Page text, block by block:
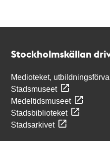
Stockholmskällan
Medioteket,
Stadsmuseet
Medeltidsmuseet
Stadsbiblioteket
Stadsarkivet